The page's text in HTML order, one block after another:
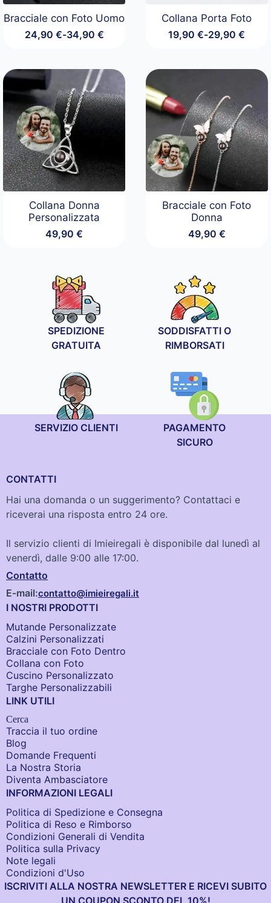
Bracciale con Foto Uomo
24,90 €-34,90 €
Fascia
24,90 €
a
34,90 €
Collana Porta Foto
19,90€-29,90€
Fascia
a
29,90 €
Collana Donna
Personalizzata
49,90€
Bracciale con Foto
Donna
49,90 €
SPEDIZIONE
GRATUITA
SODDISFATTI O
RIMBORSATI
SERVIZIO CLIENTI
PAGAMENTO
SICURO
CONTATTI
Hai una domanda o un suggerimento? Contattaci e
riceverai una risposta entro 24 ore.
Il servizio clienti di Imieiregali è disponibile dal lunedì al
venerdì, dalle 9:00 alle 17:00.
Contatto
E-mail:contatto@imieiregali.it
I NOSTRI PRODOTTI
Mutande Personalizzate
Calzini Personalizzati
Bracciale con Foto Dentro​
Collana con Foto
Cuscino Personalizzato
Targhe Personalizzabili
LINK UTILI
Cerca
Traccia il tuo ordine
Blog
Domande Frequenti
La Nostra Storia
Diventa Ambasciatore
INFORMAZIONI LEGALI
Politica di Spedizione e Consegna
Politica di Reso e Rimborso
Condizioni Generali di Vendita
Politica sulla Privacy
Note legali
Condizioni d'Uso
ISCRIVITI ALLA NOSTRA NEWSLETTER E RICEVI SUBITO